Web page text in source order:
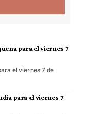
para el viernes 7
el viernes 7 de
para el viernes 7